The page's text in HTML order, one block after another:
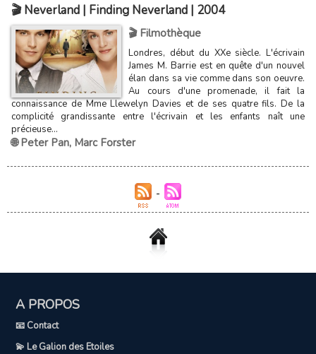
🎬 Neverland | Finding Neverland | 2004
🎬 Filmothèque
Londres, début du XXe siècle. L'écrivain
James M. Barrie est en quête d'un nouvel
élan dans sa vie comme dans son oeuvre.
Au cours d'une promenade, il fait la
connaissance de Mme Llewelyn Davies et de ses quatre fils. De la
complicité grandissante entre l'écrivain et les enfants naît une
précieuse...
🌐 Peter Pan, Marc Forster
A PROPOS
📧 Contact
💫 Le Galion des Etoiles